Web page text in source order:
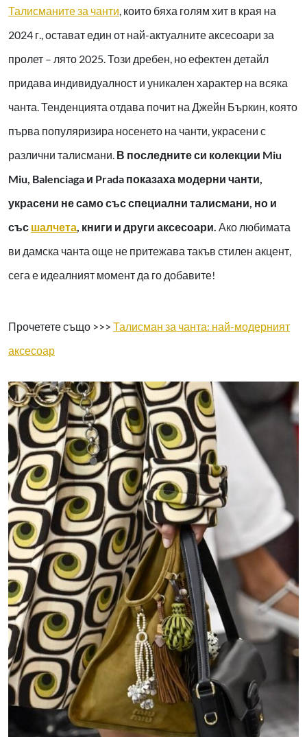
Талисманите за чанти, които бяха голям хит в края на
2024 г., остават един от най-актуалните аксесоари за
пролет – лято 2025. Този дребен, но ефектен детайл
придава индивидуалност и уникален характер на всяка
чанта. Тенденцията отдава почит на Джейн Бъркин, която
първа популяризира носенето на чанти, украсени с
различни талисмани. В последните си колекции Miu
Miu, Balenciaga и Prada показаха модерни чанти,
украсени не само със специални талисмани, но и
със шалчета, книги и други аксесоари. Ако любимата
ви дамска чанта още не притежава такъв стилен акцент,
сега е идеалният момент да го добавите!
Прочетете също >>> Талисман за чанта: най-модерният
аксесоар